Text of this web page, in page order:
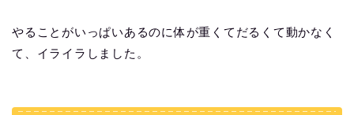
やることがいっぱいあるのに体が重くてだるくて動かなく
て、イライラしました。